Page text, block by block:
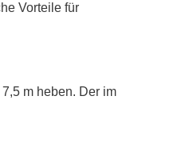
Vorteile für
m heben. Der im